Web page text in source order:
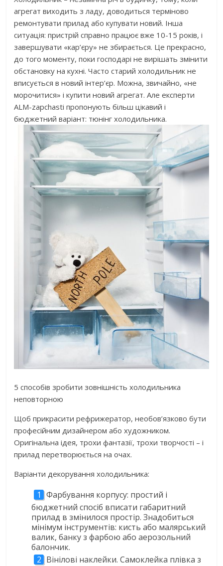
агрегат виходить з ладу, доводиться терміново
ремонтувати прилад або купувати новий. Інша
ситуація: пристрій справно працює вже 10-15 років, і
завершувати «кар’єру» не збирається. Це прекрасно,
до того моменту, поки господарі не вирішать змінити
обстановку на кухні. Часто старий холодильник не
вписується в новий інтер’єр. Можна, звичайно, «не
морочитися» і купити новий агрегат. Але експерти
ALM-zapchasti пропонують більш цікавий і
бюджетний варіант: тюнінг холодильника.
5 способів зробити зовнішність холодильника
неповторною
Щоб прикрасити рефрижератор, необов’язково бути
професійним дизайнером або художником.
Оригінальна ідея, трохи фантазії, трохи творчості – і
прилад перетворюється на очах.
Варіанти декорування холодильника:
Фарбування корпусу: простий і
бюджетний спосіб вписати габаритний
прилад в змінилося простір. Знадобиться
мінімум інструментів: кисть або малярський
валик, банку з фарбою або аерозольний
балончик.
Вінілові наклейки. Самоклейка плівка з